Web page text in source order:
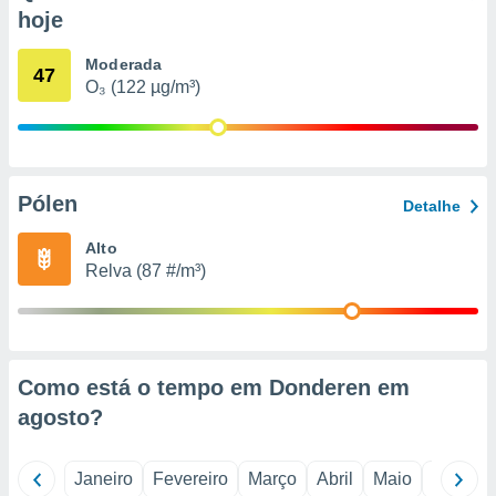
qual se
tal,
ou opor-
qualquer
o
num
hoje
47 Moderada
O₃ (122 µg/m³)
Pólen Detalhe
Alto
Relva (87 #/m³)
Como está o tempo em Donderen em
agosto?
Janeiro Fevereiro Março Abril Maio Junho